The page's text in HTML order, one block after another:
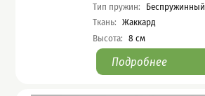
Тип пружин:
Беспружинный
Ткань: Жаккард
Высота: 8 см
Подробнее